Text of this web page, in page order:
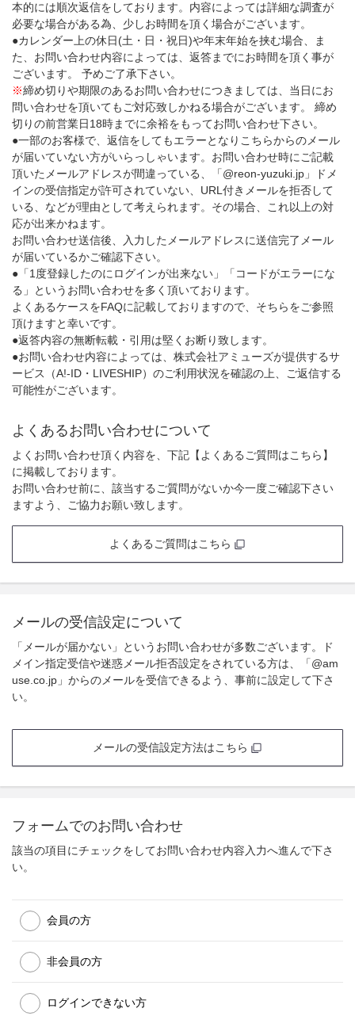
本的には順次返信をしております。内容によっては詳細な調査が
必要な場合がある為、少しお時間を頂く場合がございます。
●カレンダー上の休日(土・日・祝日)や年末年始を挟む場合、ま
た、お問い合わせ内容によっては、返答までにお時間を頂く事が
ございます。 予めご了承下さい。
※締め切りや期限のあるお問い合わせにつきましては、当日にお
問い合わせを頂いてもご対応致しかねる場合がございます。 締め
切りの前営業日18時までに余裕をもってお問い合わせ下さい。
●一部のお客様で、返信をしてもエラーとなりこちらからのメール
が届いていない方がいらっしゃいます。お問い合わせ時にご記載
頂いたメールアドレスが間違っている、「@reon-yuzuki.jp」ドメ
インの受信指定が許可されていない、URL付きメールを拒否して
いる、などが理由として考えられます。その場合、これ以上の対
応が出来かねます。
お問い合わせ送信後、入力したメールアドレスに送信完了メール
が届いているかご確認下さい。
●「1度登録したのにログインが出来ない」「コードがエラーにな
る」というお問い合わせを多く頂いております。
よくあるケースをFAQに記載しておりますので、そちらをご参照
頂けますと幸いです。
●返答内容の無断転載・引用は堅くお断り致します。
●お問い合わせ内容によっては、株式会社アミューズが提供するサ
ービス（A!-ID・LIVESHIP）のご利用状況を確認の上、ご返信する
可能性がございます。
よくあるお問い合わせについて
よくお問い合わせ頂く内容を、下記【よくあるご質問はこちら】
に掲載しております。
お問い合わせ前に、該当するご質問がないか今一度ご確認下さい
ますよう、ご協力お願い致します。
よくあるご質問はこちら
メールの受信設定について
「メールが届かない」というお問い合わせが多数ございます。ド
メイン指定受信や迷惑メール拒否設定をされている方は、「@am
use.co.jp」からのメールを受信できるよう、事前に設定して下さ
い。
メールの受信設定方法はこちら
フォームでのお問い合わせ
該当の項目にチェックをしてお問い合わせ内容入力へ進んで下さ
い。
会員の方
非会員の方
ログインできない方